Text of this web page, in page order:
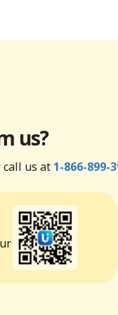
us?
call us at 1-866-899-